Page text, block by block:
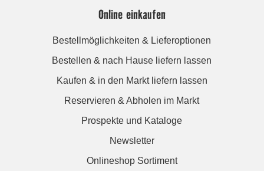
Online einkaufen
Bestellmöglichkeiten & Lieferoptionen
Bestellen & nach Hause liefern lassen
Kaufen & in den Markt liefern lassen
Reservieren & Abholen im Markt
Prospekte und Kataloge
Newsletter
Onlineshop Sortiment